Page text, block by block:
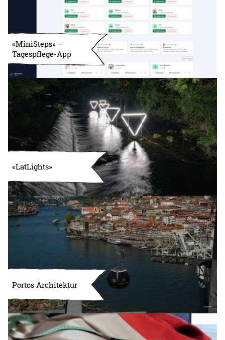
«MiniSteps» –
Tagespflege-App
«LatLights»
Portos Architektur